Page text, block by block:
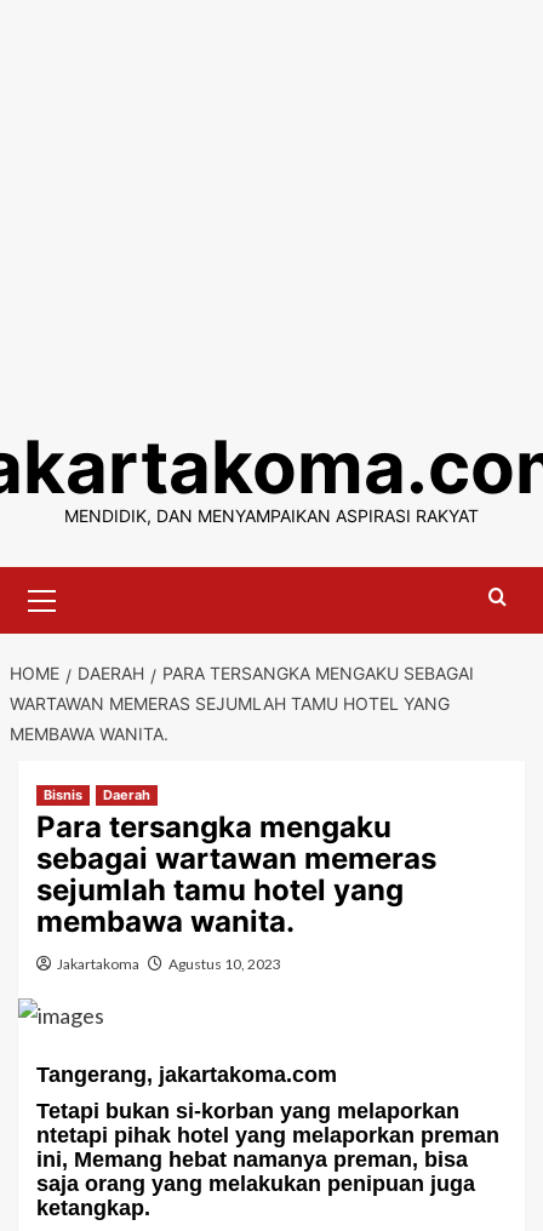
content
MENDIDIK, DAN MENYAMPAIKAN ASPIRASI RAKYAT
Menu
HOME DAERAH
PARA TERSANGKA MENGAKU SEBAGAI
WARTAWAN MEMERAS SEJUMLAH TAMU HOTEL YANG
MEMBAWA WANITA.
Bisnis Daerah
Para tersangka mengaku
sebagai wartawan memeras
sejumlah tamu hotel yang
membawa wanita.
Jakartakoma Agustus 10, 2023
Tangerang, jakartakoma.com
Tetapi bukan si-korban yang melaporkan
ntetapi pihak hotel yang melaporkan preman
ini, Memang hebat namanya preman, bisa
saja orang yang melakukan penipuan juga
ketangkap.